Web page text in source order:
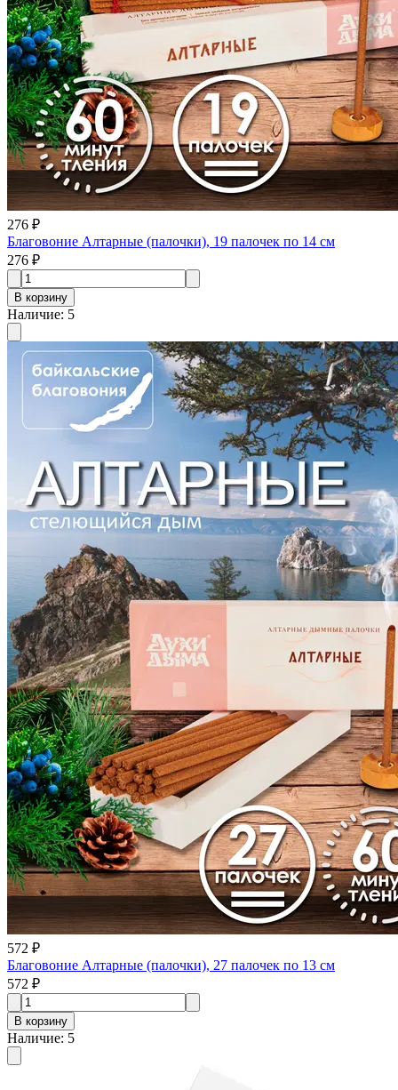
276 ₽
Благовоние Алтарные (палочки), 19 палочек по 14 см
276 ₽
В корзину
Наличие: 5
572 ₽
Благовоние Алтарные (палочки), 27 палочек по 13 см
572 ₽
В корзину
Наличие: 5